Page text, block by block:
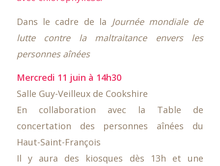
Dans le cadre de la Journée mondiale de
lutte contre la maltraitance envers les
personnes aînées
Mercredi 11 juin à 14h30
Salle Guy-Veilleux de Cookshire
En collaboration avec la Table de
concertation des personnes aînées du
Haut-Saint-François
Il y aura des kiosques dès 13h et une